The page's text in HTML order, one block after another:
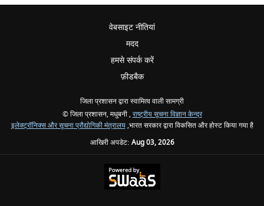
वेबसाइट नीतियां
मदद
हमसे संपर्क करें
फ़ीडबैक
जिला प्रशासन द्वारा स्वामित्व वाली सामग्री
© जिला प्रशासन, मधुबनी , राष्ट्रीय सूचना विज्ञान केन्द्र
इलेक्ट्रॉनिक्स और सूचना प्रौद्योगिकी मंत्रालय,भारत सरकार द्वारा विकसित और होस्ट किया गया है
आखिरी अपडेट: Aug 03, 2026